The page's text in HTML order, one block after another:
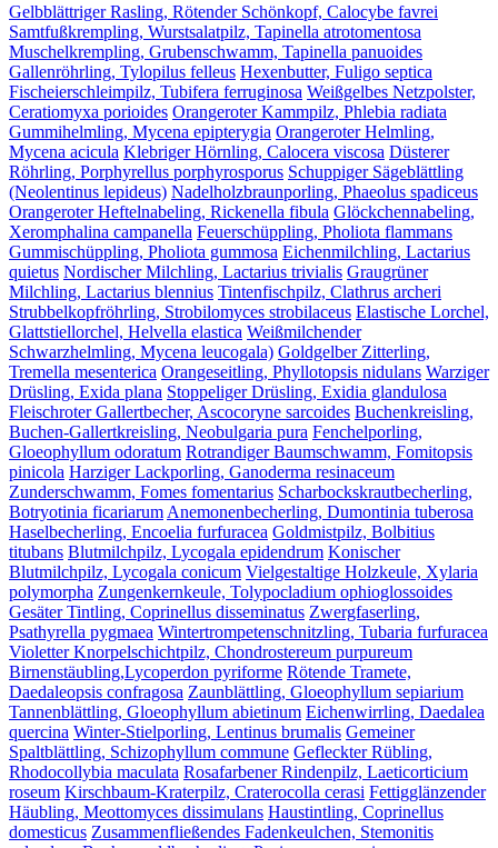
Gelbblättriger Rasling, Rötender Schönkopf, Calocybe favrei
Samtfußkrempling, Wurstsalatpilz, Tapinella atrotomentosa
Muschelkrempling, Grubenschwamm, Tapinella panuoides
Gallenröhrling, Tylopilus felleus Hexenbutter, Fuligo septica
Fischeierschleimpilz, Tubifera ferruginosa Weißgelbes Netzpolster,
Ceratiomyxa porioides Orangeroter Kammpilz, Phlebia radiata
Gummihelmling, Mycena epipterygia Orangeroter Helmling,
Mycena acicula Klebriger Hörnling, Calocera viscosa Düsterer
Röhrling, Porphyrellus porphyrosporus Schuppiger Sägeblättling
(Neolentinus lepideus) Nadelholzbraunporling, Phaeolus spadiceus
Orangeroter Heftelnabeling, Rickenella fibula Glöckchennabeling,
Xeromphalina campanella Feuerschüppling, Pholiota flammans
Gummischüppling, Pholiota gummosa Eichenmilchling, Lactarius
quietus Nordischer Milchling, Lactarius trivialis Graugrüner
Milchling, Lactarius blennius Tintenfischpilz, Clathrus archeri
Strubbelkopfröhrling, Strobilomyces strobilaceus Elastische Lorchel,
Glattstiellorchel, Helvella elastica Weißmilchender
Schwarzhelmling, Mycena leucogala) Goldgelber Zitterling,
Tremella mesenterica Orangeseitling, Phyllotopsis nidulans Warziger
Drüsling, Exida plana Stoppeliger Drüsling, Exidia glandulosa
Fleischroter Gallertbecher, Ascocoryne sarcoides Buchenkreisling,
Buchen-Gallertkreisling, Neobulgaria pura Fenchelporling,
Gloeophyllum odoratum Rotrandiger Baumschwamm, Fomitopsis
pinicola Harziger Lackporling, Ganoderma resinaceum
Zunderschwamm, Fomes fomentarius Scharbockskrautbecherling,
Botryotinia ficariarum Anemonenbecherling, Dumontinia tuberosa
Haselbecherling, Encoelia furfuracea Goldmistpilz, Bolbitius
titubans Blutmilchpilz, Lycogala epidendrum Konischer
Blutmilchpilz, Lycogala conicum Vielgestaltige Holzkeule, Xylaria
polymorpha Zungenkernkeule, Tolypocladium ophioglossoides
Gesäter Tintling, Coprinellus disseminatus Zwergfaserling,
Psathyrella pygmaea Wintertrompetenschnitzling, Tubaria furfuracea
Violetter Knorpelschichtpilz, Chondrostereum purpureum
Birnenstäubling,Lycoperdon pyriforme Rötende Tramete,
Daedaleopsis confragosa Zaunblättling, Gloeophyllum sepiarium
Tannenblättling, Gloeophyllum abietinum Eichenwirrling, Daedalea
quercina Winter-Stielporling, Lentinus brumalis Gemeiner
Spaltblättling, Schizophyllum commune Gefleckter Rübling,
Rhodocollybia maculata Rosafarbener Rindenpilz, Laeticorticium
roseum Kirschbaum-Kraterpilz, Craterocolla cerasi Fettigglänzender
Häubling, Meottomyces dissimulans Haustintling, Coprinellus
domesticus Zusammenfließendes Fadenkeulchen, Stemonitis